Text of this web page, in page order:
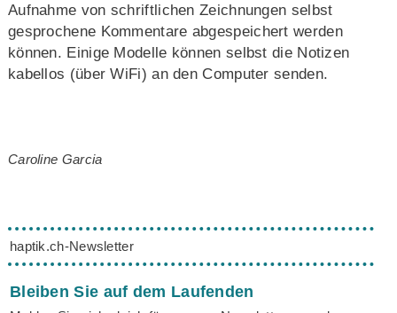
Aufnahme von schriftlichen Zeichnungen selbst
gesprochene Kommentare abgespeichert werden
können. Einige Modelle können selbst die Notizen
kabellos (über WiFi) an den Computer senden.
Caroline Garcia
haptik.ch-Newsletter
Bleiben Sie auf dem Laufenden